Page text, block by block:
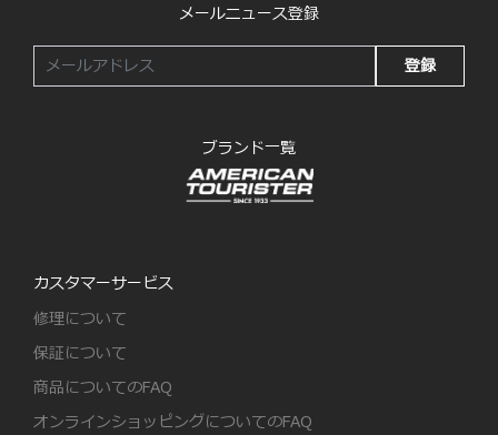
メールニュース登録
登録
ブランド一覧
カスタマーサービス
修理について
保証について
商品についてのFAQ
オンラインショッピングについてのFAQ